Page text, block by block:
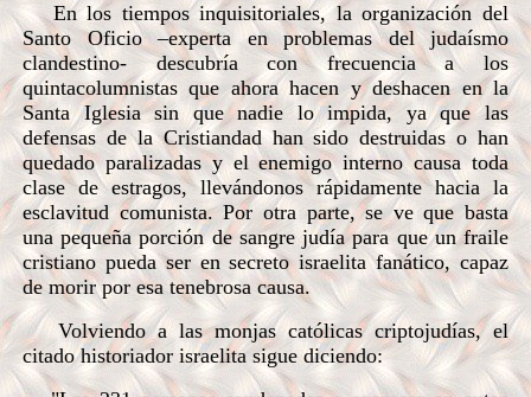
En los tiempos inquisitoriales, la organización del
Santo Oficio –experta en problemas del judaísmo
clandestino- descubría con frecuencia a los
quintacolumnistas que ahora hacen y deshacen en la
Santa Iglesia sin que nadie lo impida, ya que las
defensas de la Cristiandad han sido destruidas o han
quedado paralizadas y el enemigo interno causa toda
clase de estragos, llevándonos rápidamente hacia la
esclavitud comunista. Por otra parte, se ve que basta
una pequeña porción de sangre judía para que un fraile
cristiano pueda ser en secreto israelita fanático, capaz
de morir por esa tenebrosa causa.
Volviendo a las monjas católicas criptojudías, el
citado historiador israelita sigue diciendo: